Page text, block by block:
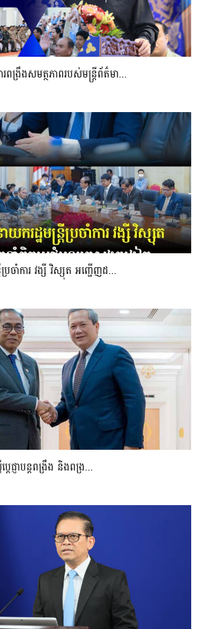
ង្រឹងសមត្ថភាពរបស់មន្ត្រីព័ត៌មា...
រចាំការ វង្សី វិស្សុត អញ្ជើញដ...
ដេជ្ញាបន្តពង្រឹង និងពង្រ...